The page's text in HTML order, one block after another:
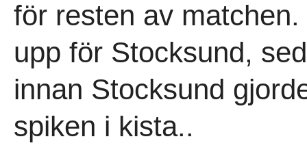
för resten av
upp för Stocksund,
innan Stocksund
spiken i kista..